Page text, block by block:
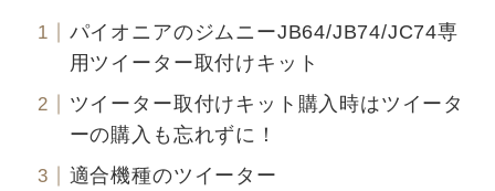
パイオニアのジムニーJB64/JB74/JC74専
用ツイーター取付けキット
ツイーター取付けキット購入時はツイータ
ーの購入も忘れずに！
適合機種のツイーター